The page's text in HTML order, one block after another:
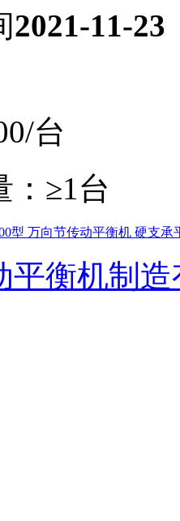
2021-11-23
/台
≥1台
型 万向节传动平衡机 硬支承
平衡机制